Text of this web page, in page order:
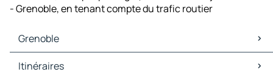
- Grenoble, en tenant compte du trafic routier
Grenoble
Grenoble Cartes et plans
Itinéraires